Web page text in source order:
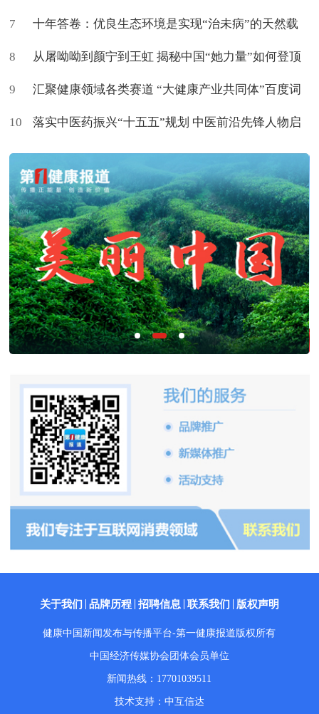
设健康中国》
7 十年答卷：优良生态环境是实现“治未病”的天然载
体
8 从屠呦呦到颜宁到王虹 揭秘中国“她力量”如何登顶
世界
9 汇聚健康领域各类赛道 “大健康产业共同体”百度词
条上新了
10 落实中医药振兴“十五五”规划 中医前沿先锋人物启
航
关于我们 品牌历程 招聘信息 联系我们 版权声明
健康中国新闻发布与传播平台-第一健康报道版权所有
中国经济传媒协会团体会员单位
新闻热线：17701039511
技术支持：中互信达